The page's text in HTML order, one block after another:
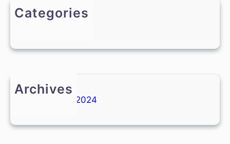
Categories
Allgemein
Archives
Februar 2024